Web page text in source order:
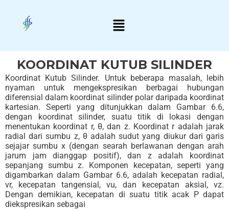
content
Menu
KOORDINAT KUTUB SILINDER
Koordinat Kutub Silinder. Untuk beberapa masalah, lebih
nyaman untuk mengekspresikan berbagai hubungan
diferensial dalam koordinat silinder polar daripada koordinat
kartesian. Seperti yang ditunjukkan dalam Gambar 6.6,
dengan koordinat silinder, suatu titik di lokasi dengan
menentukan koordinat r, θ, dan z. Koordinat r adalah jarak
radial dari sumbu z, θ adalah sudut yang diukur dari garis
sejajar sumbu x (dengan searah berlawanan dengan arah
jarum jam dianggap positif), dan z adalah koordinat
sepanjang sumbu z. Komponen kecepatan, seperti yang
digambarkan dalam Gambar 6.6, adalah kecepatan radial,
vr, kecepatan tangensial, vu, dan kecepatan aksial, vz.
Dengan demikian, kecepatan di suatu titik acak P dapat
diekspresikan sebagai